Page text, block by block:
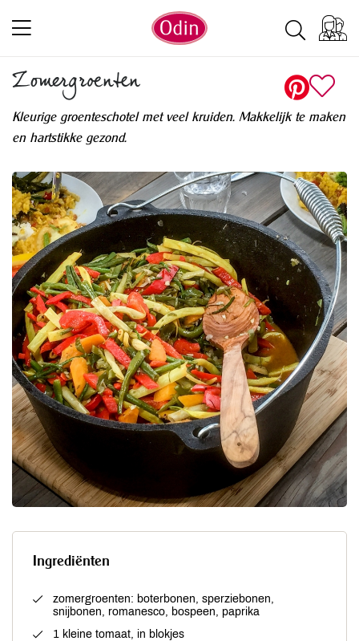
Zomergroenten
Kleurige groenteschotel met veel kruiden. Makkelijk te maken
en hartstikke gezond.
Ingrediënten
zomergroenten: boterbonen, sperziebonen,
snijbonen, romanesco, bospeen, paprika
1 kleine tomaat, in blokjes